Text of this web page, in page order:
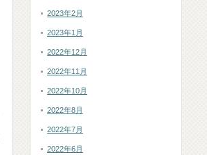
2023年2月
2023年1月
2022年12月
2022年11月
2022年10月
2022年8月
2022年7月
2022年6月